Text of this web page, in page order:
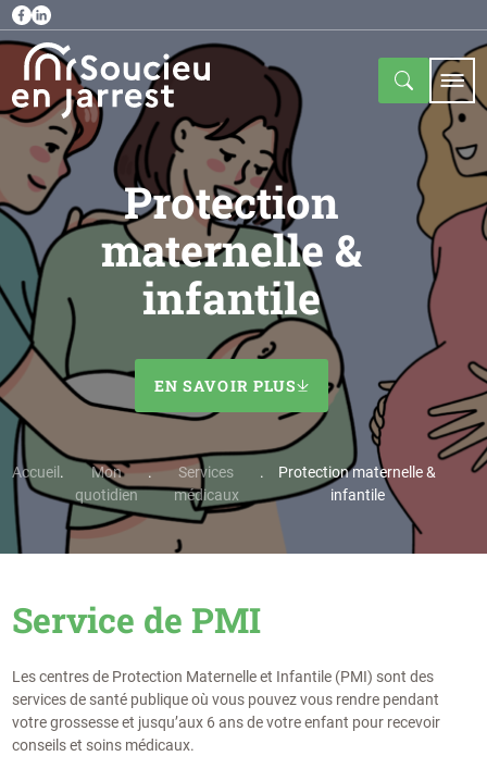
Protection
maternelle &
infantile
EN SAVOIR PLUS
Accueil
Mon
quotidien
Services
médicaux
Protection maternelle &
infantile
Service de PMI
Les centres de Protection Maternelle et Infantile (PMI) sont des
services de santé publique où vous pouvez vous rendre pendant
votre grossesse et jusqu’aux 6 ans de votre enfant pour recevoir
conseils et soins médicaux.